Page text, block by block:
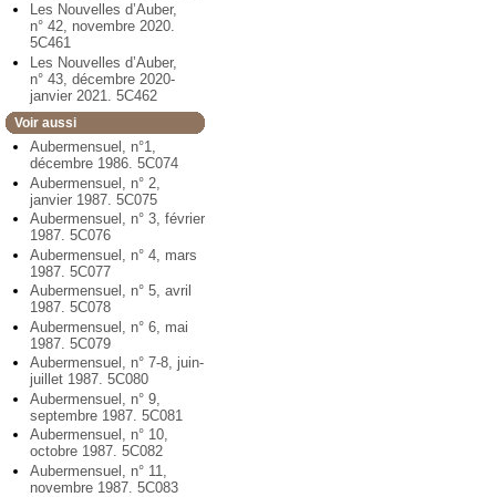
Les Nouvelles d’Auber,
n° 42, novembre 2020.
5C461
Les Nouvelles d’Auber,
n° 43, décembre 2020-
janvier 2021. 5C462
Voir aussi
Aubermensuel, n°1,
décembre 1986. 5C074
Aubermensuel, n° 2,
janvier 1987. 5C075
Aubermensuel, n° 3, février
1987. 5C076
Aubermensuel, n° 4, mars
1987. 5C077
Aubermensuel, n° 5, avril
1987. 5C078
Aubermensuel, n° 6, mai
1987. 5C079
Aubermensuel, n° 7-8, juin-
juillet 1987. 5C080
Aubermensuel, n° 9,
septembre 1987. 5C081
Aubermensuel, n° 10,
octobre 1987. 5C082
Aubermensuel, n° 11,
novembre 1987. 5C083